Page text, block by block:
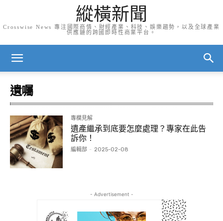
縱橫新聞
Crosswise News 專注國際商情、財經產業、科技、娛樂趨勢，以及全球產業
供應鏈的跨國即時性商業平台。
遺囑
專欄見解
遺產繼承到底要怎麼處理？專家在此告
訴你！
編輯部 - 2025-02-08
- Advertisement -